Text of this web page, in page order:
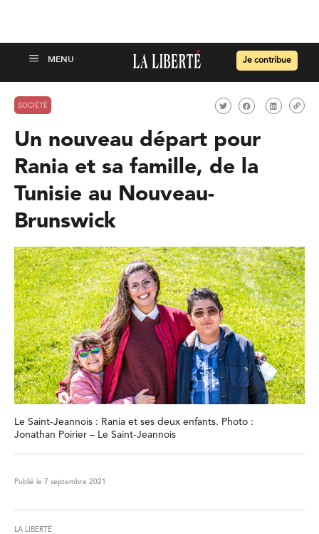
Je contribue
SOCIÉTÉ
Un nouveau départ pour
Rania et sa famille, de la
Tunisie au Nouveau-
Brunswick
Le Saint-Jeannois : Rania et ses deux enfants. Photo :
Jonathan Poirier – Le Saint-Jeannois
Publié le 7 septembre 2021
LA LIBERTÉ